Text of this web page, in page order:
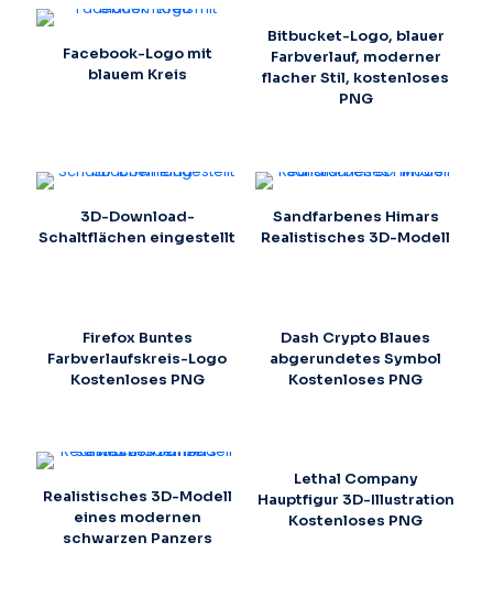
Facebook-Logo mit
blauem Kreis
Bitbucket-Logo, blauer
Farbverlauf, moderner
flacher Stil, kostenloses
PNG
3D-Download-
Schaltflächen eingestellt
Sandfarbenes Himars
Realistisches 3D-Modell
Firefox Buntes
Farbverlaufskreis-Logo
Kostenloses PNG
Dash Crypto Blaues
abgerundetes Symbol
Kostenloses PNG
Realistisches 3D-Modell
eines modernen
schwarzen Panzers
Lethal Company
Hauptfigur 3D-Illustration
Kostenloses PNG